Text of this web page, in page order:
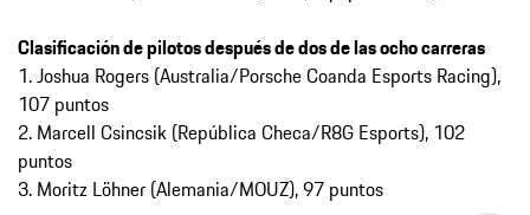
Clasificación de pilotos después de dos de las ocho carreras
1. Joshua Rogers (Australia/Porsche Coanda Esports Racing),
107 puntos
2. Marcell Csincsik (República Checa/R8G Esports), 102
puntos
3. Moritz Löhner (Alemania/MOUZ), 97 puntos